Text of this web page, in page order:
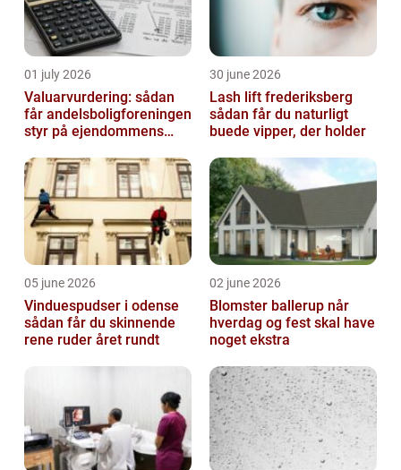
01 july 2026
Valuarvurdering: sådan
får andelsboligforeningen
styr på ejendommens
30 june 2026
Lash lift frederiksberg
sådan får du naturligt
buede vipper, der holder
05 june 2026
Vinduespudser i odense
sådan får du skinnende
rene ruder året rundt
02 june 2026
Blomster ballerup når
hverdag og fest skal have
noget ekstra